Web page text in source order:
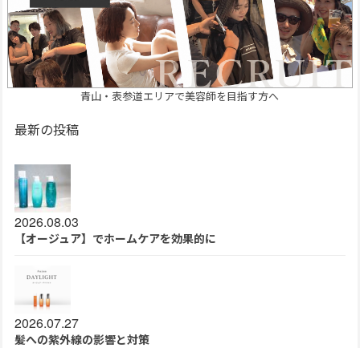
青山・表参道エリアで美容師を目指す方へ
最新の投稿
2026.08.03
【オージュア】でホームケアを効果的に
2026.07.27
髪への紫外線の影響と対策